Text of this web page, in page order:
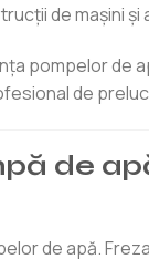
de mașini și
pompelor de
de
de
de apă.